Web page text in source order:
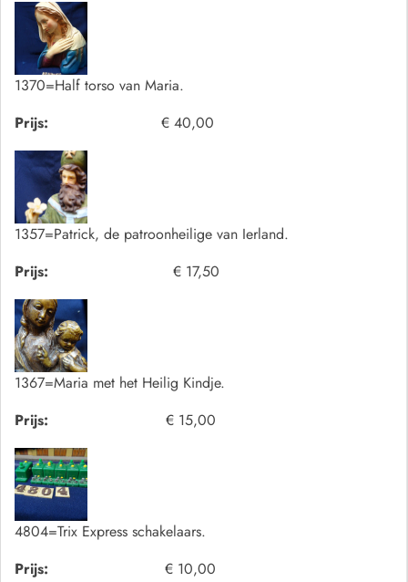
1370=Half torso van Maria.
Prijs:
€ 40,00
1357=Patrick, de patroonheilige van Ierland.
Prijs:
€ 17,50
1367=Maria met het Heilig Kindje.
Prijs:
€ 15,00
4804=Trix Express schakelaars.
Prijs:
€ 10,00